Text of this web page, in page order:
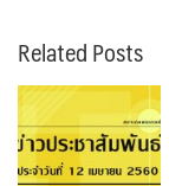
Related Posts